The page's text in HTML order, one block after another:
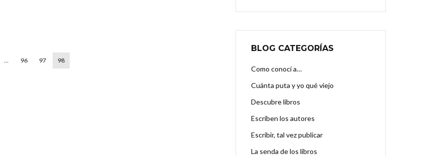
… 96 97 98
BLOG CATEGORÍAS
Como conocí a…
Cuánta puta y yo qué viejo
Descubre libros
Escriben los autores
Escribir, tal vez publicar
La senda de los libros